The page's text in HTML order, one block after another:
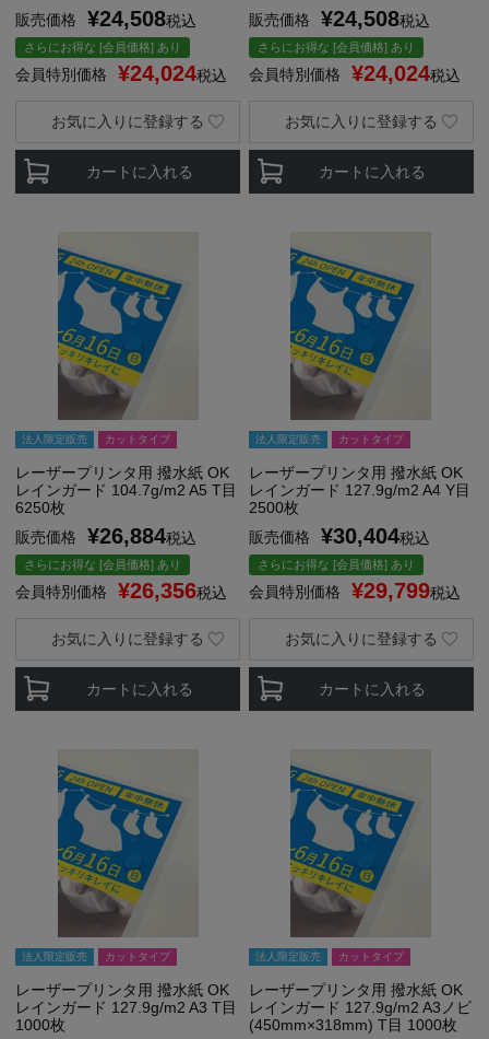
販売価格
¥24,508税込
さらにお得な [会員価格] あり
会員特別価格 ¥24,024税込
カートに入れる
お気に入りに登録する
販売価格
¥24,508税込
さらにお得な [会員価格] あり
会員特別価格 ¥24,024税込
カートに入れる
お気に入りに登録する
法人限定販売 カットタイプ
レーザープリンタ用 撥水紙 OK
レインガード 104.7g/m2 A5 T目
6250枚
販売価格
¥26,884税込
さらにお得な [会員価格] あり
会員特別価格 ¥26,356税込
カートに入れる
お気に入りに登録する
法人限定販売 カットタイプ
レーザープリンタ用 撥水紙 OK
レインガード 127.9g/m2 A4 Y目
2500枚
販売価格
¥30,404税込
さらにお得な [会員価格] あり
会員特別価格 ¥29,799税込
カートに入れる
お気に入りに登録する
法人限定販売 カットタイプ
レーザープリンタ用 撥水紙 OK
レインガード 127.9g/m2 A3 T目
1000枚
法人限定販売 カットタイプ
レーザープリンタ用 撥水紙 OK
レインガード 127.9g/m2 A3ノビ
(450mm×318mm) T目 1000枚